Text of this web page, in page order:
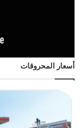
أسعار المحروقات